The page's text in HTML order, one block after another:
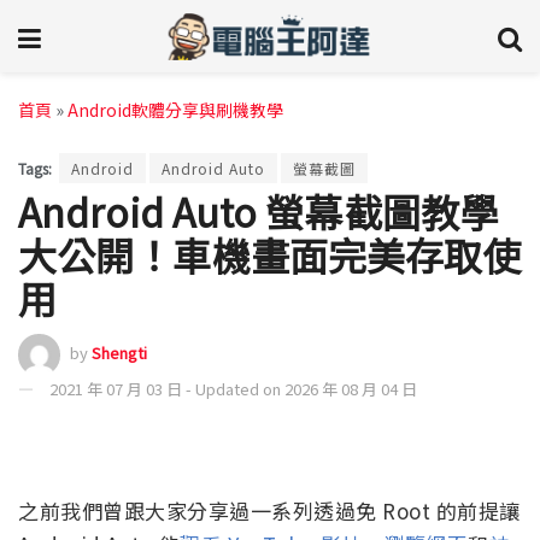
首頁 »Android軟體分享與刷機教學
Tags: Android Android Auto 螢幕截圖
Android Auto 螢幕截圖教學
大公開！車機畫面完美存取使
用
byShengti
2021 年 07 月 03 日 - Updated on 2026 年 08 月 04 日
之前我們曾跟大家分享過一系列透過免 Root 的前提讓